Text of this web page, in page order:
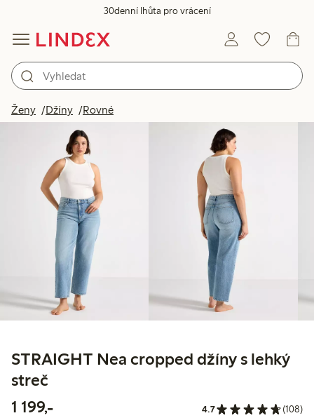
30denní lhůta pro vrácení
Ženy Džíny Rovné
STRAIGHT Nea cropped džíny s lehký
streč
1 199,-1 199,00 Kč 4.7 (108)